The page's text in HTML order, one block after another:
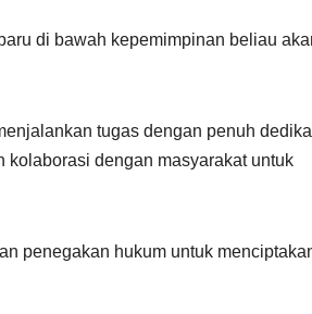
di bawah kepemimpinan beliau
tugas dengan penuh
dengan masyarakat untuk
penegakan hukum untuk